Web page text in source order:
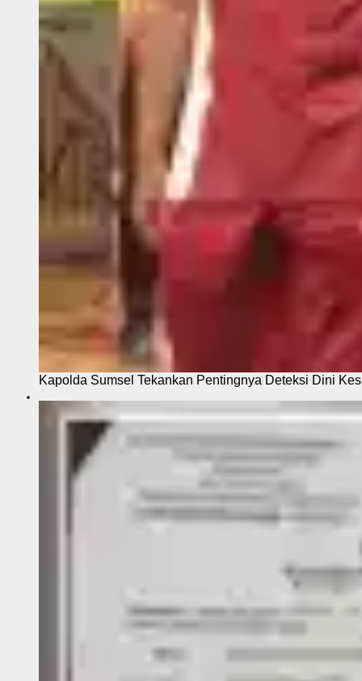
Kapolda Sumsel Tekankan Pentingnya Deteksi Dini